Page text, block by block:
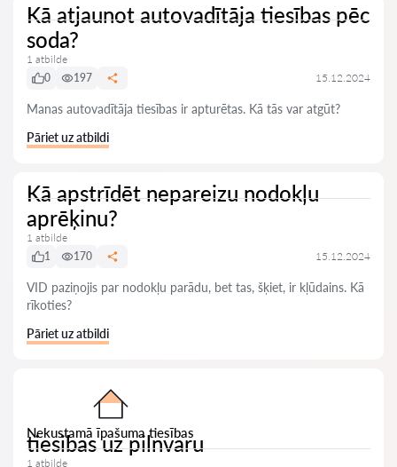
Kā atjaunot autovadītāja tiesības pēc
soda?
1 atbilde
0
197 15.12.2024
Manas autovadītāja tiesības ir apturētas. Kā tās var atgūt?
Pāriet uz atbildi
Kā apstrīdēt nepareizu nodokļu
aprēķinu?
1 atbilde
1
170 15.12.2024
VID paziņojis par nodokļu parādu, bet tas, šķiet, ir kļūdains. Kā
rīkoties?
Pāriet uz atbildi
Nekustamā īpašuma tiesības
tiesibas uz pilnvaru
1 atbilde